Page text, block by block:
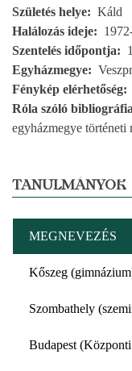
Születés helye
Káld
Halálozás ideje
Szentelés időpontja
Egyházmegye
Fénykép elérhetőség
Róla szóló bibliográfia
egyházmegye
TANULMÁNYOK
MEGNEVEZÉS
Kőszeg
Szombathely
Budapest